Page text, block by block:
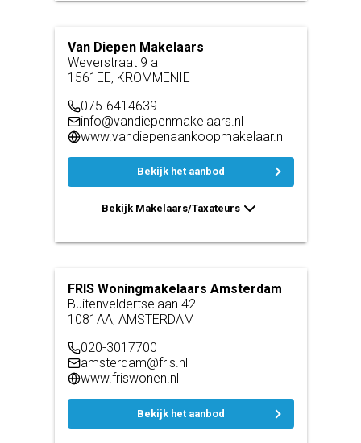
Van Diepen Makelaars
Weverstraat 9 a
1561EE, KROMMENIE
075-6414639
info@vandiepenmakelaars.nl
www.vandiepenaankoopmakelaar.nl
Bekijk het aanbod
Bekijk Makelaars/Taxateurs
FRIS Woningmakelaars Amsterdam
Buitenveldertselaan 42
1081AA, AMSTERDAM
020-3017700
amsterdam@fris.nl
www.friswonen.nl
Bekijk het aanbod